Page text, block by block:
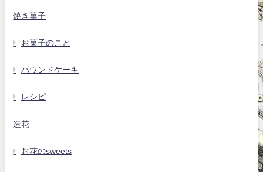
焼き菓子
お菓子のこと
パウンドケーキ
レシピ
造花
お花のsweets